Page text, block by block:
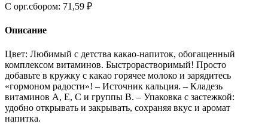
C орг.сбором: 71,59 ₽
Описание
Цвет: Любимый с детства какао-напиток, обогащенный
комплексом витаминов. Быстрорастворимый! Просто
добавьте в кружку с какао горячее молоко и зарядитесь
«гормоном радости»! – Источник кальция. – Кладезь
витаминов А, Е, С и группы В. – Упаковка с застежкой:
удобно открывать и закрывать, сохраняя вкус и аромат
напитка.